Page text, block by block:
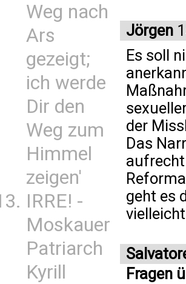
Weg nach
Ars
gezeigt;
ich werde
Dir den
Weg zum
Himmel
zeigen'
IRRE! -
Moskauer
Patriarch
Kyrill
Jörgen
Es soll
der
Das
geht es
Fragen